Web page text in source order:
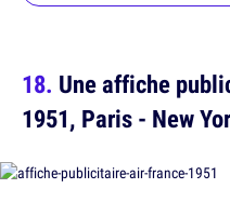
Une affiche
1951, Paris - New